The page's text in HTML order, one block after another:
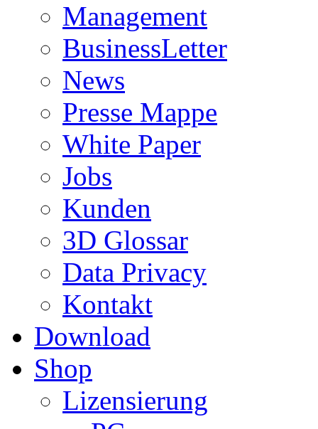
Management
BusinessLetter
News
Presse Mappe
White Paper
Jobs
Kunden
3D Glossar
Data Privacy
Kontakt
Download
Shop
Lizensierung